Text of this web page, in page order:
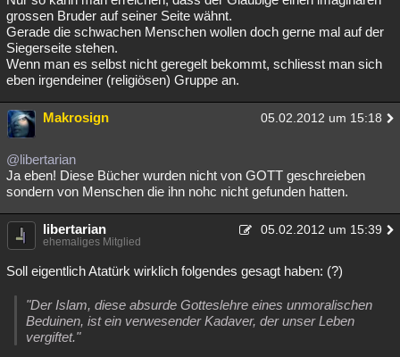
grossen Bruder auf seiner Seite wähnt.
Gerade die schwachen Menschen wollen doch gerne mal auf der
Siegerseite stehen.
Wenn man es selbst nicht geregelt bekommt, schliesst man sich
eben irgendeiner (religiösen) Gruppe an.
Makrosign 05.02.2012 um 15:18
@libertarian
Ja eben! Diese Bücher wurden nicht von GOTT geschreieben
sondern von Menschen die ihn nohc nicht gefunden hatten.
libertarian 05.02.2012 um 15:39
ehemaliges Mitglied
Soll eigentlich Atatürk wirklich folgendes gesagt haben: (?)
"Der Islam, diese absurde Gotteslehre eines unmoralischen
Beduinen, ist ein verwesender Kadaver, der unser Leben
vergiftet."